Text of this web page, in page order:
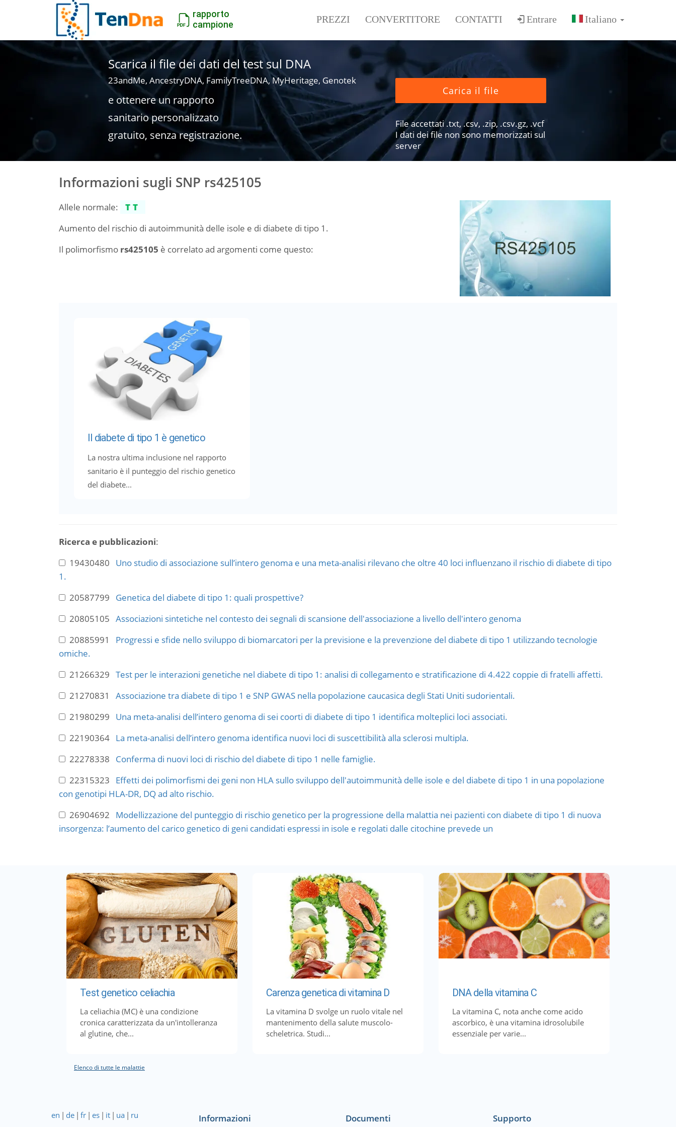
rapporto
campione
PREZZI CONVERTITORE CONTATTI Entrare
Scarica il file dei dati del test sul DNA
23andMe, AncestryDNA, FamilyTreeDNA, MyHeritage, Genotek
e ottenere un rapporto
sanitario personalizzato
gratuito, senza registrazione.
Carica il file
File accettati .txt, .csv, .zip, .csv.gz, .vcf
I dati dei file non sono memorizzati sul
server
Informazioni sugli SNP rs425105
Allele normale:
TT
Aumento del rischio di autoimmunità delle isole e di diabete di tipo 1.
Il polimorfismo rs425105 è correlato ad argomenti come questo:
Il diabete di tipo 1 è genetico
La nostra ultima inclusione nel rapporto
sanitario è il punteggio del rischio genetico
del diabete...
Ricerca e pubblicazioni:
19430480 Uno studio di associazione sull’intero genoma e una meta-analisi rilevano che oltre 40 loci influenzano il rischio di diabete di tipo
1.
20587799 Genetica del diabete di tipo 1: quali prospettive?
20805105 Associazioni sintetiche nel contesto dei segnali di scansione dell'associazione a livello dell'intero genoma
20885991 Progressi e sfide nello sviluppo di biomarcatori per la previsione e la prevenzione del diabete di tipo 1 utilizzando tecnologie
omiche.
21266329 Test per le interazioni genetiche nel diabete di tipo 1: analisi di collegamento e stratificazione di 4.422 coppie di fratelli affetti.
21270831 Associazione tra diabete di tipo 1 e SNP GWAS nella popolazione caucasica degli Stati Uniti sudorientali.
21980299 Una meta-analisi dell’intero genoma di sei coorti di diabete di tipo 1 identifica molteplici loci associati.
22190364 La meta-analisi dell’intero genoma identifica nuovi loci di suscettibilità alla sclerosi multipla.
22278338 Conferma di nuovi loci di rischio del diabete di tipo 1 nelle famiglie.
22315323 Effetti dei polimorfismi dei geni non HLA sullo sviluppo dell'autoimmunità delle isole e del diabete di tipo 1 in una popolazione
con genotipi HLA-DR, DQ ad alto rischio.
26904692 Modellizzazione del punteggio di rischio genetico per la progressione della malattia nei pazienti con diabete di tipo 1 di nuova
insorgenza: l’aumento del carico genetico di geni candidati espressi in isole e regolati dalle citochine prevede un
Test genetico celiachia
La celiachia (MC) è una condizione
cronica caratterizzata da un'intolleranza
al glutine, che...
Carenza genetica di vitamina D
La vitamina D svolge un ruolo vitale nel
mantenimento della salute muscolo-
scheletrica. Studi...
DNA della vitamina C
La vitamina C, nota anche come acido
ascorbico, è una vitamina idrosolubile
essenziale per varie...
Elenco di tutte le malattie
en | de | fr | es | it | ua | ru Informazioni Documenti Supporto